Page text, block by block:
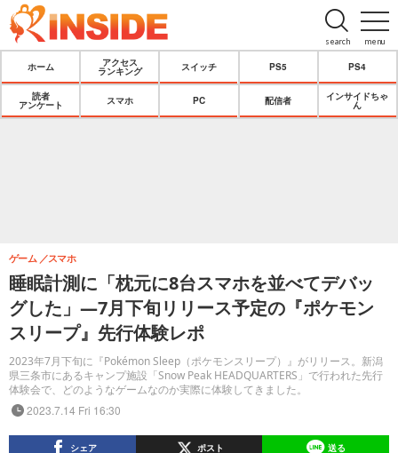
menu
search
ホーム
アクセス
ランキング
スイッチ PS5 PS4
読者
アンケート
スマホ PC 配信者
インサイドちゃ
ん
睡眠計測に「枕元に8台スマホを並べてデバッ
グした」―7月下旬リリース予定の『ポケモン
スリープ』先行体験レポ
2023年7月下旬に『Pokémon Sleep（ポケモンスリープ）』がリリース。新潟
県三条市にあるキャンプ施設「Snow Peak HEADQUARTERS」で行われた先行
体験会で、どのようなゲームなのか実際に体験してきました。
ゲーム スマホ
2023.7.14 Fri 16:30
シェア ポスト 送る